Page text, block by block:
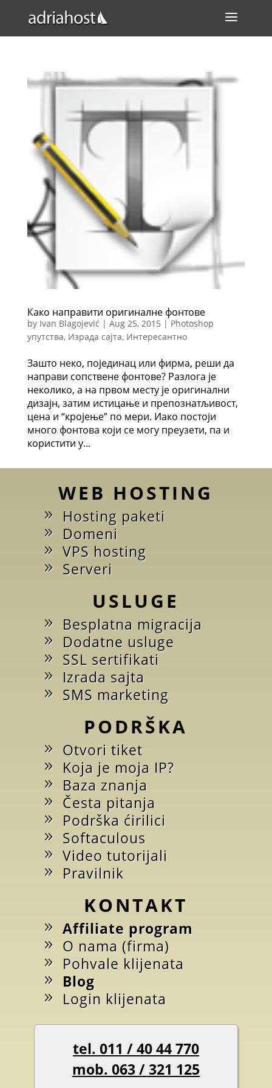
Како направити оригиналне фонтове
by Ivan Blagojević | Aug 25, 2015 | Photoshop
упутства, Израда сајта, Интересантно
Зашто неко, појединац или фирма, реши да
направи сопствене фонтове? Разлога је
неколико, а на првом месту је оригинални
дизајн, затим истицање и препознатљивост,
цена и “кројење” по мери. Иако постоји
много фонтова који се могу преузети, па и
користити у...
WEB HOSTING
Hosting paketi
Domeni
VPS hosting
Serveri
USLUGE
Besplatna migracija
Dodatne usluge
SSL sertifikati
Izrada sajta
SMS marketing
PODRŠKA
Otvori tiket
Koja je moja IP?
Baza znanja
Česta pitanja
Podrška ćirilici
Softaculous
Video tutorijali
Pravilnik
KONTAKT
Affiliate program
O nama (firma)
Pohvale klijenata
Blog
Login klijenata
tel. 011 / 40 44 770
mob. 063 / 321 125